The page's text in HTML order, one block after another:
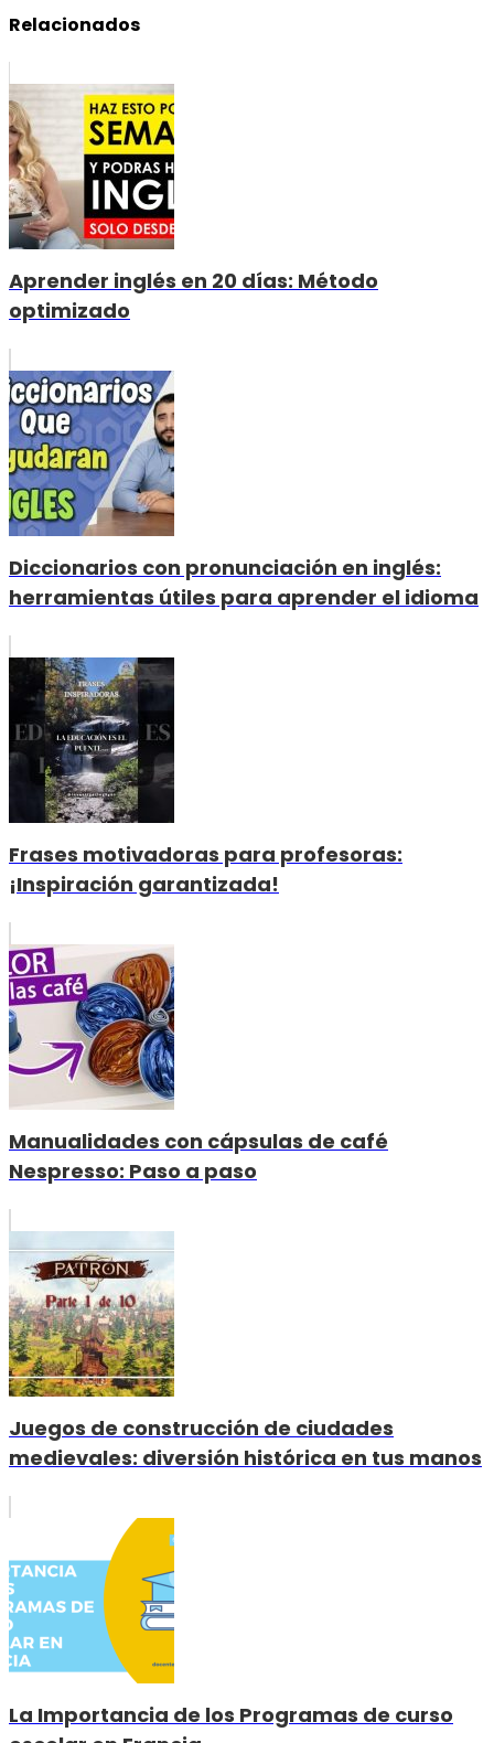
Relacionados
Aprender inglés en 20 días: Método
optimizado
Diccionarios con pronunciación en inglés:
herramientas útiles para aprender el idioma
Frases motivadoras para profesoras:
¡Inspiración garantizada!
Manualidades con cápsulas de café
Nespresso: Paso a paso
Juegos de construcción de ciudades
medievales: diversión histórica en tus manos
La Importancia de los Programas de curso